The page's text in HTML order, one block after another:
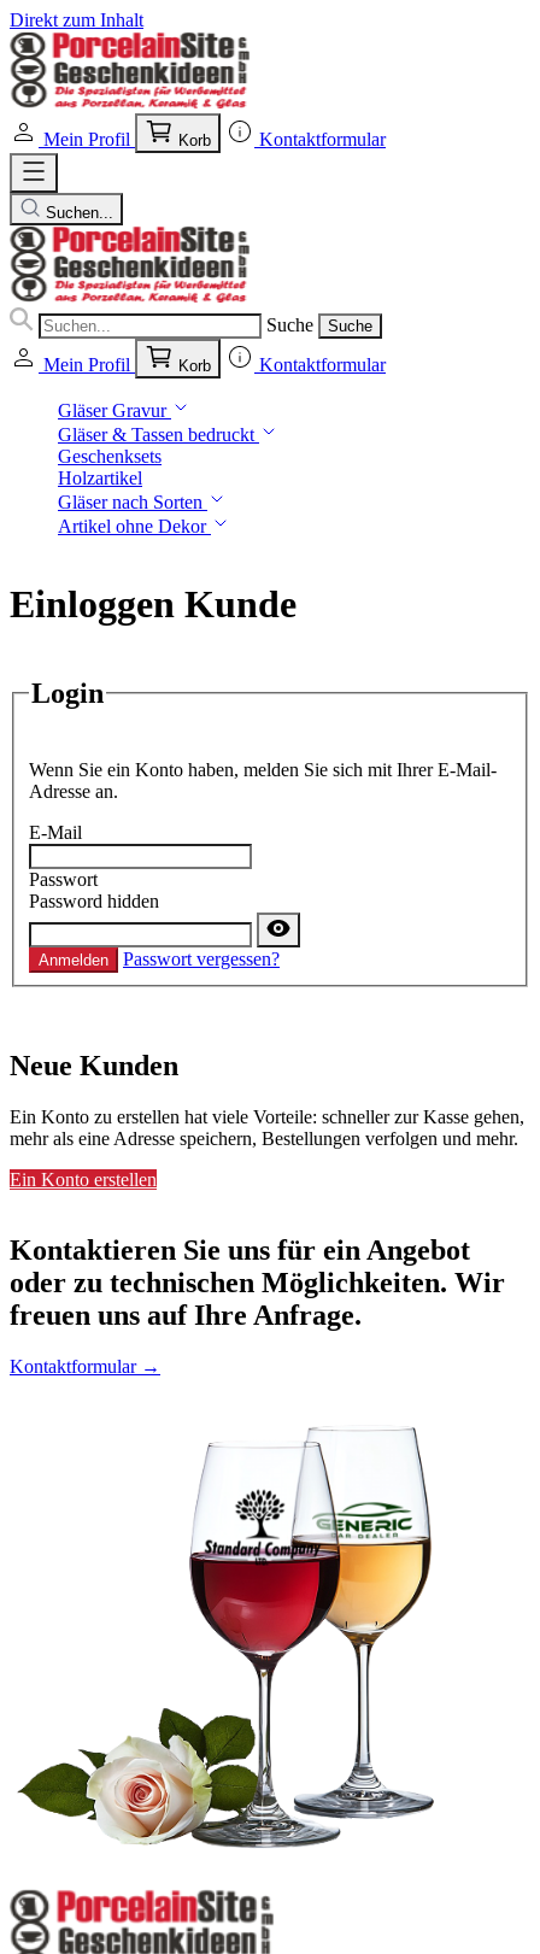
Direkt zum Inhalt
Mein Profil Korb Kontaktformular
Suchen...
Suche Suche
Mein Profil Korb Kontaktformular
Gläser Gravur
Gläser & Tassen bedruckt
Geschenksets
Holzartikel
Gläser nach Sorten
Artikel ohne Dekor
Einloggen Kunde
Login
Wenn Sie ein Konto haben, melden Sie sich mit Ihrer E-Mail-
Adresse an.
E-Mail
Passwort
Password hidden
Anmelden Passwort vergessen?
Neue Kunden
Ein Konto zu erstellen hat viele Vorteile: schneller zur Kasse gehen,
mehr als eine Adresse speichern, Bestellungen verfolgen und mehr.
Ein Konto erstellen
Kontaktieren Sie uns für ein Angebot
oder zu technischen Möglichkeiten. Wir
freuen uns auf Ihre Anfrage.
Kontaktformular →